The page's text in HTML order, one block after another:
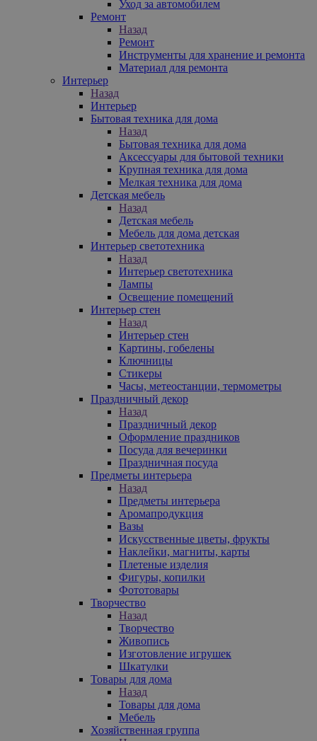
Уход за автомобилем
Ремонт
Назад
Ремонт
Инструменты для хранение и ремонта
Материал для ремонта
Интерьер
Назад
Интерьер
Бытовая техника для дома
Назад
Бытовая техника для дома
Аксессуары для бытовой техники
Крупная техника для дома
Мелкая техника для дома
Детская мебель
Назад
Детская мебель
Мебель для дома детская
Интерьер светотехника
Назад
Интерьер светотехника
Лампы
Освещение помещений
Интерьер стен
Назад
Интерьер стен
Картины, гобелены
Ключницы
Стикеры
Часы, метеостанции, термометры
Праздничный декор
Назад
Праздничный декор
Оформление праздников
Посуда для вечеринки
Праздничная посуда
Предметы интерьера
Назад
Предметы интерьера
Аромапродукция
Вазы
Искусственные цветы, фрукты
Наклейки, магниты, карты
Плетеные изделия
Фигуры, копилки
Фототовары
Творчество
Назад
Творчество
Живопись
Изготовление игрушек
Шкатулки
Товары для дома
Назад
Товары для дома
Мебель
Хозяйственная группа